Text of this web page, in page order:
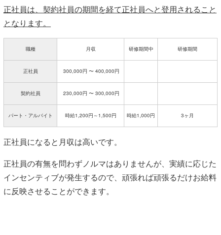
正社員は、契約社員の期間を経て正社員へと登用されること
となります。
職種 月収 研修期間中 研修期間
正社員 300,000円 〜 400,000円
契約社員 230,000円 〜 300,000円
パート・アルバイト 時給1,200円～1,500円 時給1,000円 3ヶ月
正社員になると月収は高いです。
正社員の有無を問わずノルマはありませんが、実績に応じた
インセンティブが発生するので、頑張れば頑張るだけお給料
に反映させることができます。